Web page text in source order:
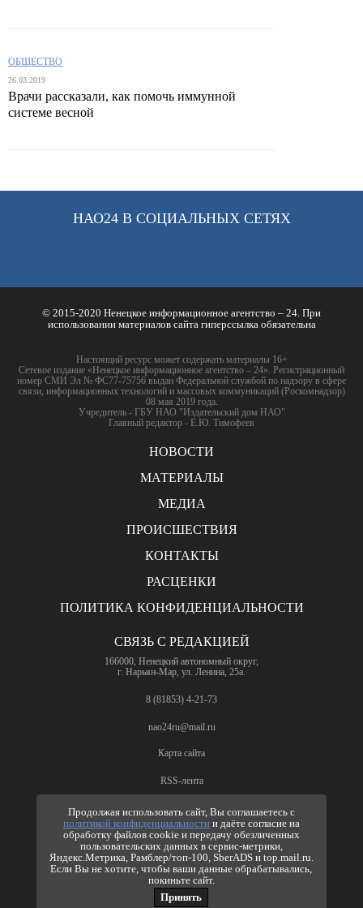
Продолжая использовать сайт, Вы соглашаетесь с
политикой конфиденциальностии даёте согласие на
обработку файлов cookie и передачу обезличенных
пользовательских данных в сервис-метрики,
Яндекс.Метрика, Рамблер/топ-100, SberADS и top.mail.ru.
Если Вы не хотите, чтобы ваши данные обрабатывались,
покиньте сайт.
Принять
ОБЩЕСТВО
26.03.2019
Врачи рассказали, как помочь иммунной
системе весной
НАО24 В СОЦИАЛЬНЫХ СЕТЯХ
© 2015-2020 Ненецкое информационное агентство – 24. При
использовании материалов сайта гиперссылка обязательна
Настоящий ресурс может содержать материалы 16+
Сетевое издание «Ненецкое информационное агентство – 24». Регистрационный
номер СМИ Эл № ФС77-75756 выдан Федеральной службой по надзору в сфере
связи, информационных технологий и массовых коммуникаций (Роскомнадзор)
08 мая 2019 года.
Учредитель - ГБУ НАО "Издательский дом НАО"
Главный редактор - Е.Ю. Тимофеев
НОВОСТИ
МАТЕРИАЛЫ
МЕДИА
ПРОИСШЕСТВИЯ
КОНТАКТЫ
РАСЦЕНКИ
ПОЛИТИКА КОНФИДЕНЦИАЛЬНОСТИ
СВЯЗЬ С РЕДАКЦИЕЙ
166000, Ненецкий автономный округ,
г. Нарьян-Мар, ул. Ленина, 25а.
8 (81853) 4-21-73
nao24ru@mail.ru
Карта сайта
RSS-лента
ПО ВОПРОСАМ РЕКЛАМЫ
8 (81853) 4-63-61
nao24ru@mail.ru
info@nao24.ru